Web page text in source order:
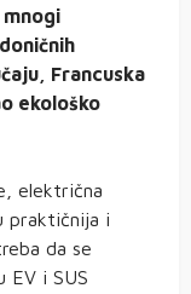
Francuska
ekološko
električna
praktičnija i
da se
EV i SUS